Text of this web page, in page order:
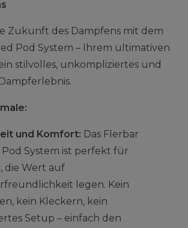
Zukunft des Dampfens mit dem
Pod System – Ihrem ultimativen
stilvolles, unkompliziertes und
und Komfort: Das Flerbar
System ist perfekt für
die Wert auf
legen. Kein
kein Kleckern, kein
Setup – einfach den